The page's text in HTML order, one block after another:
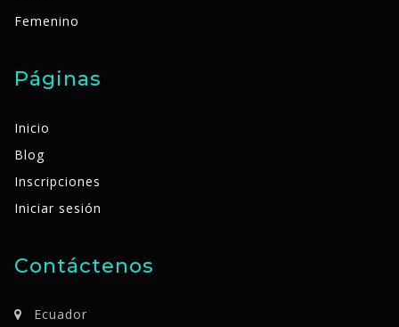
Femenino
Páginas
Inicio
Blog
Inscripciones
Iniciar sesión
Contáctenos
Ecuador